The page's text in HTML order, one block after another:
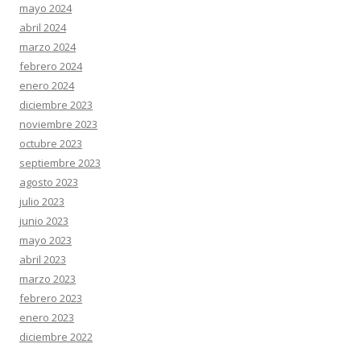
mayo 2024
abril 2024
marzo 2024
febrero 2024
enero 2024
diciembre 2023
noviembre 2023
octubre 2023
septiembre 2023
agosto 2023
julio 2023
junio 2023
mayo 2023
abril 2023
marzo 2023
febrero 2023
enero 2023
diciembre 2022